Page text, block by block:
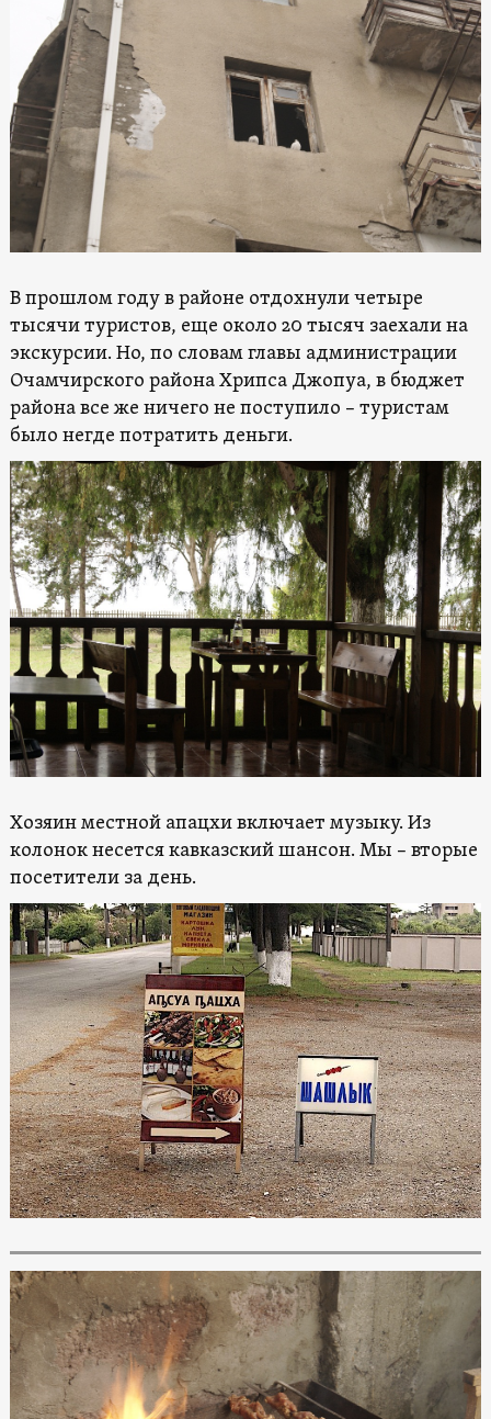
В прошлом году в районе отдохнули четыре
тысячи туристов, еще около 20 тысяч заехали на
экскурсии. Но, по словам главы администрации
Очамчирского района Хрипса Джопуа, в бюджет
района все же ничего не поступило – туристам
было негде потратить деньги.
Хозяин местной апацхи включает музыку. Из
колонок несется кавказский шансон. Мы – вторые
посетители за день.